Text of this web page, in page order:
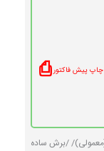
چاپ پیش فاکتور⎙
برش ساده